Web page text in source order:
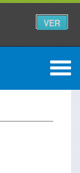
VER
0